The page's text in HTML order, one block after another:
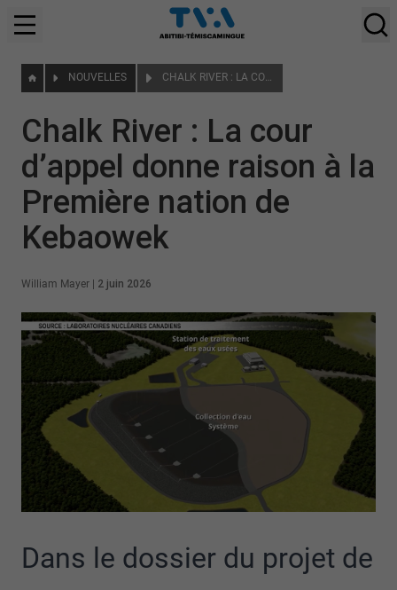
NOUVELLES CHALK RIVER : LA COUR D’APPEL DONNE RAISON À LA PREMIÈRE NATION DE KEBAOWEK
Chalk River : La cour
d’appel donne raison à la
Première nation de
Kebaowek
William Mayer 2 juin 2026
Dans le dossier du projet de